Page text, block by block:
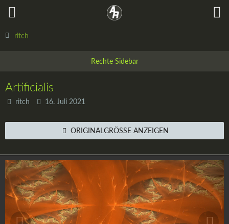
ritch
Artificialis
ritch 16. Juli 2021
ORIGINALGRÖSSE ANZEIGEN